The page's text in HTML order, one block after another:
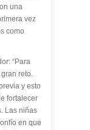
una
vez
como
“Para
reto.
y esto
fortalecer
Las niñas
en que